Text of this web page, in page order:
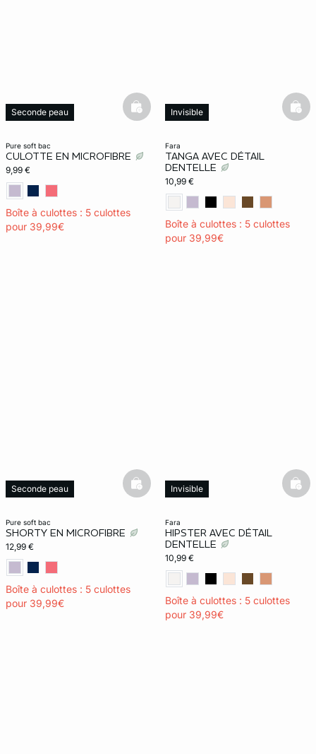
pure soft bac
CULOTTE EN MICROFIBRE
9,99 €
Boîte à culottes : 5 culottes
pour 39,99€
Seconde peau
basketfull
fara
TANGA AVEC DÉTAIL
DENTELLE
10,99 €
Boîte à culottes : 5 culottes
pour 39,99€
Invisible
pure soft bac
SHORTY EN MICROFIBRE
12,99 €
Boîte à culottes : 5 culottes
pour 39,99€
Seconde peau
basketfull
fara
HIPSTER AVEC DÉTAIL
DENTELLE
10,99 €
Boîte à culottes : 5 culottes
pour 39,99€
Invisible